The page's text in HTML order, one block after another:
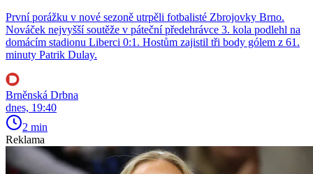
První porážku v nové sezoně utrpěli fotbalisté Zbrojovky Brno.
Nováček nejvyšší soutěže v páteční předehrávce 3. kola podlehl na
domácím stadionu Liberci 0:1. Hostům zajistil tři body gólem z 61.
minuty Patrik Dulay.
Brněnská Drbna
dnes, 19:40
2 min
Reklama